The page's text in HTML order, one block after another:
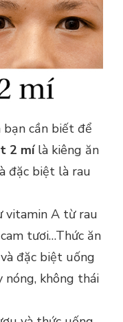
cần biết để
2 mílà kiêng ăn
đặc biệt là rau
vitamin A từ rau
tươi…Thức ăn
đặc biệt uống
nóng, không thái